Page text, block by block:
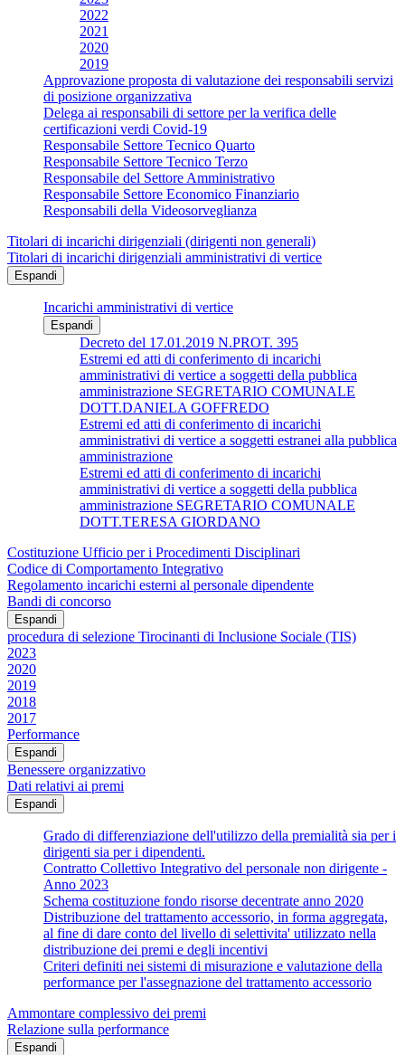
2022
2021
2020
2019
Approvazione proposta di valutazione dei responsabili servizi
di posizione organizzativa
Delega ai responsabili di settore per la verifica delle
certificazioni verdi Covid-19
Responsabile Settore Tecnico Quarto
Responsabile Settore Tecnico Terzo
Responsabile del Settore Amministrativo
Responsabile Settore Economico Finanziario
Responsabili della Videosorveglianza
Titolari di incarichi dirigenziali (dirigenti non generali)
Titolari di incarichi dirigenziali amministrativi di vertice
Espandi
Incarichi amministrativi di vertice
Espandi
Decreto del 17.01.2019 N.PROT. 395
Estremi ed atti di conferimento di incarichi
amministrativi di vertice a soggetti della pubblica
amministrazione SEGRETARIO COMUNALE
DOTT.DANIELA GOFFREDO
Estremi ed atti di conferimento di incarichi
amministrativi di vertice a soggetti estranei alla pubblica
amministrazione
Estremi ed atti di conferimento di incarichi
amministrativi di vertice a soggetti della pubblica
amministrazione SEGRETARIO COMUNALE
DOTT.TERESA GIORDANO
Costituzione Ufficio per i Procedimenti Disciplinari
Codice di Comportamento Integrativo
Regolamento incarichi esterni al personale dipendente
Bandi di concorso
Espandi
procedura di selezione Tirocinanti di Inclusione Sociale (TIS)
2023
2020
2019
2018
2017
Performance
Espandi
Benessere organizzativo
Dati relativi ai premi
Espandi
Grado di differenziazione dell'utilizzo della premialità sia per i
dirigenti sia per i dipendenti.
Contratto Collettivo Integrativo del personale non dirigente -
Anno 2023
Schema costituzione fondo risorse decentrate anno 2020
Distribuzione del trattamento accessorio, in forma aggregata,
al fine di dare conto del livello di selettivita' utilizzato nella
distribuzione dei premi e degli incentivi
Criteri definiti nei sistemi di misurazione e valutazione della
performance per l'assegnazione del trattamento accessorio
Ammontare complessivo dei premi
Relazione sulla performance
Espandi